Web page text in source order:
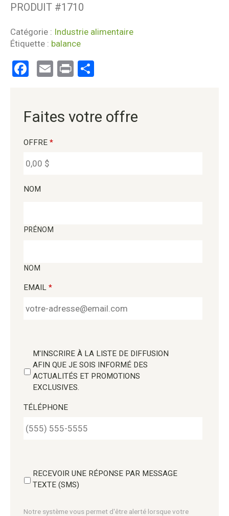
PRODUIT #1710
Catégorie : Industrie alimentaire
Étiquette : balance
Facebook
Email
Print
Faites votre offre
OFFRE *
NOM
PRÉNOM
NOM
EMAIL *
M'INSCRIRE À LA LISTE DE DIFFUSION
AFIN QUE JE SOIS INFORMÉ DES
ACTUALITÉS ET PROMOTIONS
EXCLUSIVES.
TÉLÉPHONE
RECEVOIR UNE RÉPONSE PAR MESSAGE
TEXTE (SMS)
Notre système vous permet d'être alerté lorsque votre